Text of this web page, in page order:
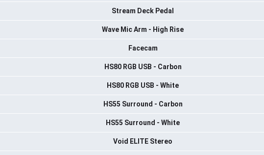
Stream Deck Pedal
Wave Mic Arm - High Rise
Facecam
HS80 RGB USB - Carbon
HS80 RGB USB - White
HS55 Surround - Carbon
HS55 Surround - White
Void ELITE Stereo